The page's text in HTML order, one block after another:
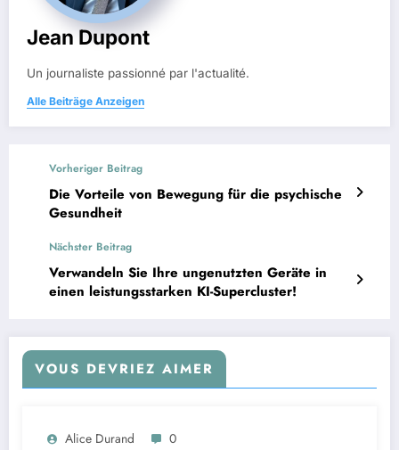
Jean Dupont
Un journaliste passionné par l'actualité.
Alle Beiträge Anzeigen
Vorheriger Beitrag
Die Vorteile von Bewegung für die psychische
Gesundheit
Nächster Beitrag
Verwandeln Sie Ihre ungenutzten Geräte in
einen leistungsstarken KI-Supercluster!
VOUS DEVRIEZ AIMER
Alice Durand 0